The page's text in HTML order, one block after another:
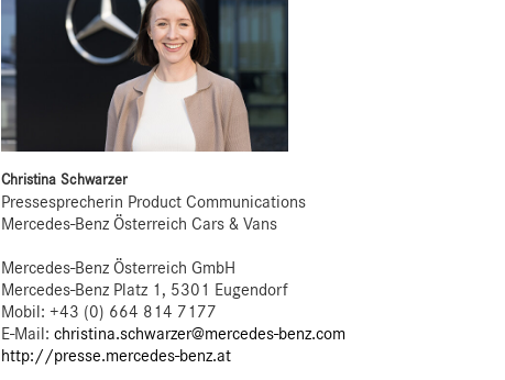
Christina Schwarzer
Pressesprecherin Product Communications
Mercedes-Benz Österreich Cars & Vans
Mercedes-Benz Österreich GmbH
Mercedes-Benz Platz 1, 5301 Eugendorf
Mobil: +43 (0) 664 814 7177
E-Mail:christina.schwarzer@mercedes-benz.com
http://presse.mercedes-benz.at